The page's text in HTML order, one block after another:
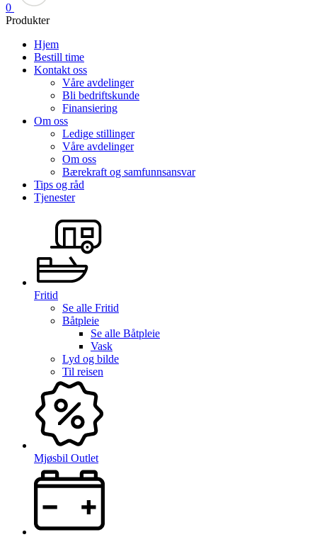
0
Produkter
Hjem
Bestill time
Kontakt oss
Våre avdelinger
Bli bedriftskunde
Finansiering
Om oss
Ledige stillinger
Våre avdelinger
Om oss
Bærekraft og samfunnsansvar
Tips og råd
Tjenester
Fritid
Se alle Fritid
Båtpleie
Se alle Båtpleie
Vask
Lyd og bilde
Til reisen
Mjøsbil Outlet